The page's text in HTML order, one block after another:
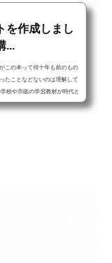
を作成しまし
...
この本って何十年も前のもの
たことなどないのは理解して
校や市販の学習教材が時代と
いると昭和感をふんだんに味